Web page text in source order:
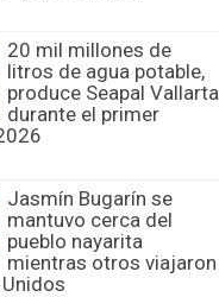
20 mil millones de
litros de agua potable,
produce Seapal Vallarta
durante el primer
Jasmín Bugarín se
mantuvo cerca del
pueblo nayarita
mientras otros viajaron